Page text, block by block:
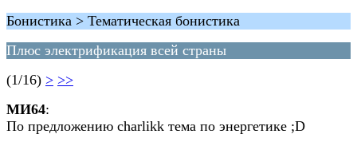
Бонистика > Тематическая бонистика
Плюс электрификация всей страны
(1/16) > >>
MИ64:
По предложению charlikk тема по энергетике ;D